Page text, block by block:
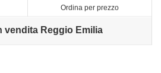
Ordina per prezzo
vendita Reggio Emilia